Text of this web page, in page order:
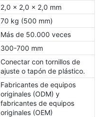
2,0 x 2,0 x 2,0 mm
70 kg (500 mm)
Más de 50.000 veces
300-700 mm
Conectar con tornillos de
ajuste o tapón de plástico.
Fabricantes de equipos
originales (ODM) y
fabricantes de equipos
originales (OEM)